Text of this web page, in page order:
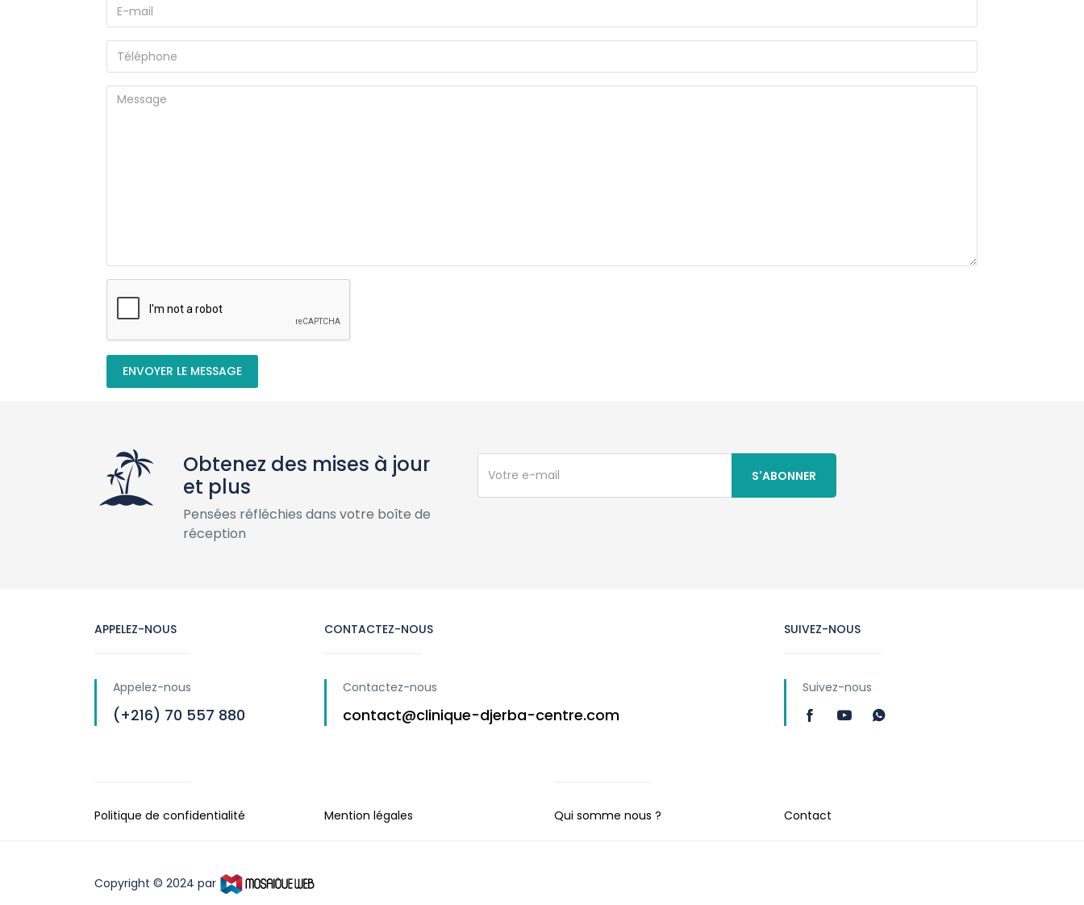
ENVOYER LE MESSAGE
Obtenez des mises à jour
et plus
Pensées réfléchies dans votre boîte de
réception
S'ABONNER
APPELEZ-NOUS
Appelez-nous
(+216) 70 557 880
CONTACTEZ-NOUS
Contactez-nous
contact@clinique-djerba-centre.com
SUIVEZ-NOUS
Suivez-nous
Politique de confidentialité Mention légales Qui somme nous ? Contact
Copyright © 2024 par